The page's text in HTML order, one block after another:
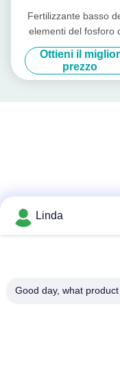
Fertilizzante basso
elementi del fosforo
minerali chelatato
aminoacido solubile
polvere
Ottieni il miglior
prezzo
Linda
Good day, what